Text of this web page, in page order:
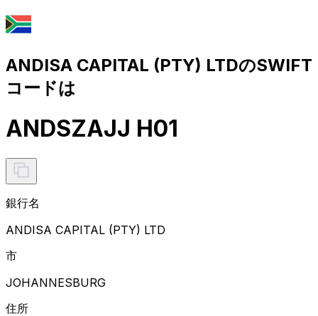
ANDISA CAPITAL (PTY) LTDのSWIFT
コードは
ANDSZAJJ H01
銀行名
ANDISA CAPITAL (PTY) LTD
市
JOHANNESBURG
住所